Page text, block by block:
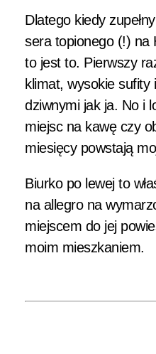
Dlatego kiedy
sera topionego (!) na
to jest to. Pierwszy
klimat, wysokie sufity
dziwnymi jak ja. No i
miejsc na kawę czy
miesięcy powstają
Biurko po lewej to
na allegro na
miejscem do jej
moim mieszkaniem.